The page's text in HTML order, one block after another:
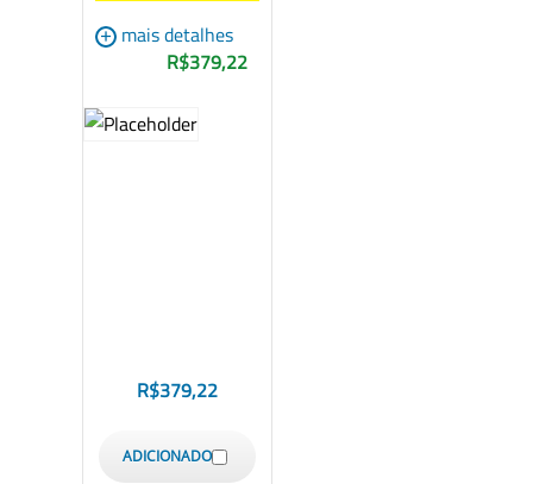
+ mais detalhes
R$379,22
R$379,22
ADICIONADO